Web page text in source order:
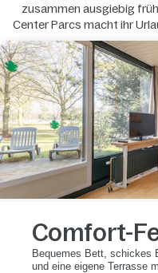
zusammen ausgiebig
Center Parcs macht ihr
dabei
Comfort-
Bequemes Bett, schickes
und eine eigene Terrasse